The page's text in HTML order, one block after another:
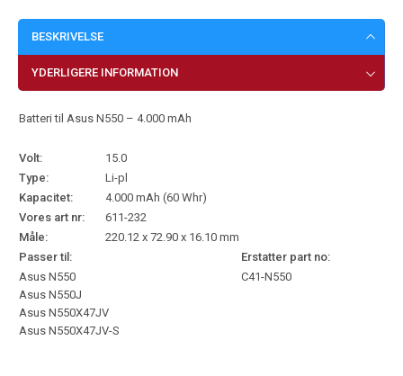
BESKRIVELSE
YDERLIGERE INFORMATION
Batteri til Asus N550 – 4.000 mAh
Volt:
15.0
Type:
Li-pl
Kapacitet:
4.000 mAh (60 Whr)
Vores art nr:
611-232
Måle:
220.12 x 72.90 x 16.10 mm
Passer til:
Erstatter part no:
Asus N550
Asus N550J
Asus N550X47JV
Asus N550X47JV-S
C41-N550